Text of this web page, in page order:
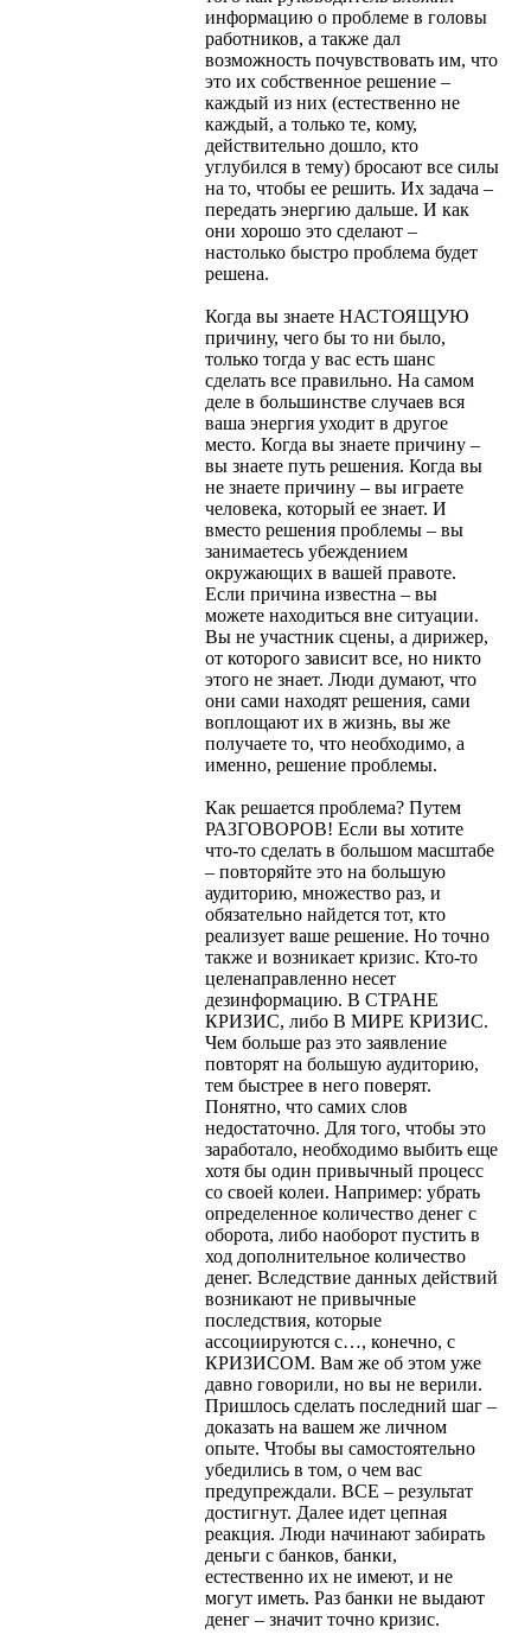
информацию о проблеме в головы
работников, а также дал
возможность почувствовать им, что
это их собственное решение –
каждый из них (естественно не
каждый, а только те, кому,
действительно дошло, кто
углубился в тему) бросают все силы
на то, чтобы ее решить. Их задача –
передать энергию дальше. И как
они хорошо это сделают –
настолько быстро проблема будет
решена.
Когда вы знаете НАСТОЯЩУЮ
причину, чего бы то ни было,
только тогда у вас есть шанс
сделать все правильно. На самом
деле в большинстве случаев вся
ваша энергия уходит в другое
место. Когда вы знаете причину –
вы знаете путь решения. Когда вы
не знаете причину – вы играете
человека, который ее знает. И
вместо решения проблемы – вы
занимаетесь убеждением
окружающих в вашей правоте.
Если причина известна – вы
можете находиться вне ситуации.
Вы не участник сцены, а дирижер,
от которого зависит все, но никто
этого не знает. Люди думают, что
они сами находят решения, сами
воплощают их в жизнь, вы же
получаете то, что необходимо, а
именно, решение проблемы.
Как решается проблема? Путем
РАЗГОВОРОВ! Если вы хотите
что-то сделать в большом масштабе
– повторяйте это на большую
аудиторию, множество раз, и
обязательно найдется тот, кто
реализует ваше решение. Но точно
также и возникает кризис. Кто-то
целенаправленно несет
дезинформацию. В СТРАНЕ
КРИЗИС, либо В МИРЕ КРИЗИС.
Чем больше раз это заявление
повторят на большую аудиторию,
тем быстрее в него поверят.
Понятно, что самих слов
недостаточно. Для того, чтобы это
заработало, необходимо выбить еще
хотя бы один привычный процесс
со своей колеи. Например: убрать
определенное количество денег с
оборота, либо наоборот пустить в
ход дополнительное количество
денег. Вследствие данных действий
возникают не привычные
последствия, которые
ассоциируются с…, конечно, с
КРИЗИСОМ. Вам же об этом уже
давно говорили, но вы не верили.
Пришлось сделать последний шаг –
доказать на вашем же личном
опыте. Чтобы вы самостоятельно
убедились в том, о чем вас
предупреждали. ВСЕ – результат
достигнут. Далее идет цепная
реакция. Люди начинают забирать
деньги с банков, банки,
естественно их не имеют, и не
могут иметь. Раз банки не выдают
денег – значит точно кризис.